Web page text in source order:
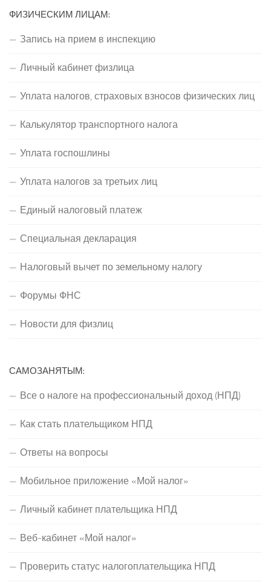
ФИЗИЧЕСКИМ ЛИЦАМ:
Запись на прием в инспекцию
Личный кабинет физлица
Уплата налогов, страховых взносов физических лиц
Калькулятор транспортного налога
Уплата госпошлины
Уплата налогов за третьих лиц
Единый налоговый платеж
Специальная декларация
Налоговый вычет по земельному налогу
Форумы ФНС
Новости для физлиц
САМОЗАНЯТЫМ:
Все о налоге на профессиональный доход (НПД)
Как стать плательщиком НПД
Ответы на вопросы
Мобильное приложение «Мой налог»
Личный кабинет плательщика НПД
Веб-кабинет «Мой налог»
Проверить статус налогоплательщика НПД